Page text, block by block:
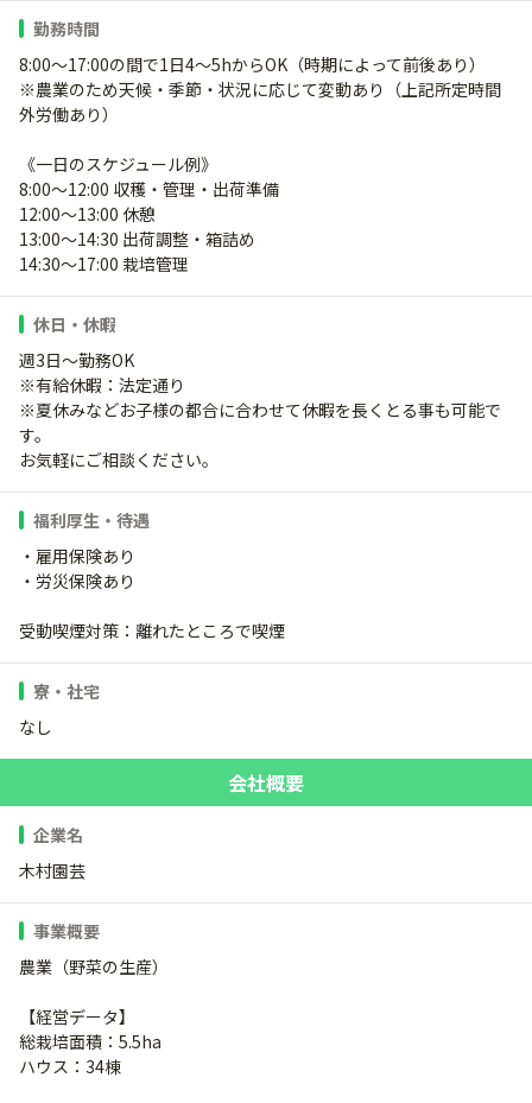
勤務時間
8:00～17:00の間で1日4～5hからOK（時期によって前後あり）
※農業のため天候・季節・状況に応じて変動あり（上記所定時間
外労働あり）
《一日のスケジュール例》
8:00～12:00 収穫・管理・出荷準備
12:00～13:00 休憩
13:00～14:30 出荷調整・箱詰め
14:30～17:00 栽培管理
休日・休暇
週3日～勤務OK
※有給休暇：法定通り
※夏休みなどお子様の都合に合わせて休暇を長くとる事も可能で
す。
お気軽にご相談ください。
福利厚生・待遇
・雇用保険あり
・労災保険あり
受動喫煙対策：離れたところで喫煙
寮・社宅
なし
会社概要
企業名
木村園芸
事業概要
農業（野菜の生産）
【経営データ】
総栽培面積：5.5ha
ハウス：34棟